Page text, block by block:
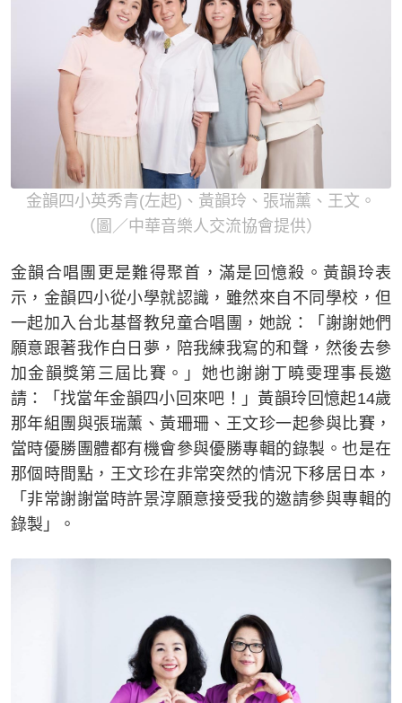
金韻四小英秀青(左起)、黃韻玲、張瑞薰、王文。
（圖／中華音樂人交流協會提供）
金韻合唱團更是難得聚首，滿是回憶殺。黃韻玲表
示，金韻四小從小學就認識，雖然來自不同學校，但
一起加入台北基督教兒童合唱團，她說：「謝謝她們
願意跟著我作白日夢，陪我練我寫的和聲，然後去參
加金韻獎第三屆比賽。」她也謝謝丁曉雯理事長邀
請：「找當年金韻四小回來吧！」黃韻玲回憶起14歲
那年組團與張瑞薰、黃珊珊、王文珍一起參與比賽，
當時優勝團體都有機會參與優勝專輯的錄製。也是在
那個時間點，王文珍在非常突然的情況下移居日本，
「非常謝謝當時許景淳願意接受我的邀請參與專輯的
錄製」。